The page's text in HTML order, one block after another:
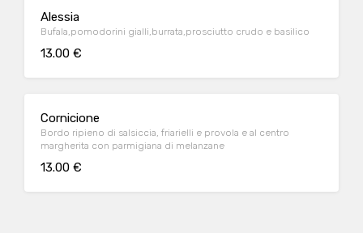
Alessia
Bufala,pomodorini gialli,burrata,prosciutto crudo e basilico
13.00 €
Cornicione
Bordo ripieno di salsiccia, friarielli e provola e al centro
margherita con parmigiana di melanzane
13.00 €